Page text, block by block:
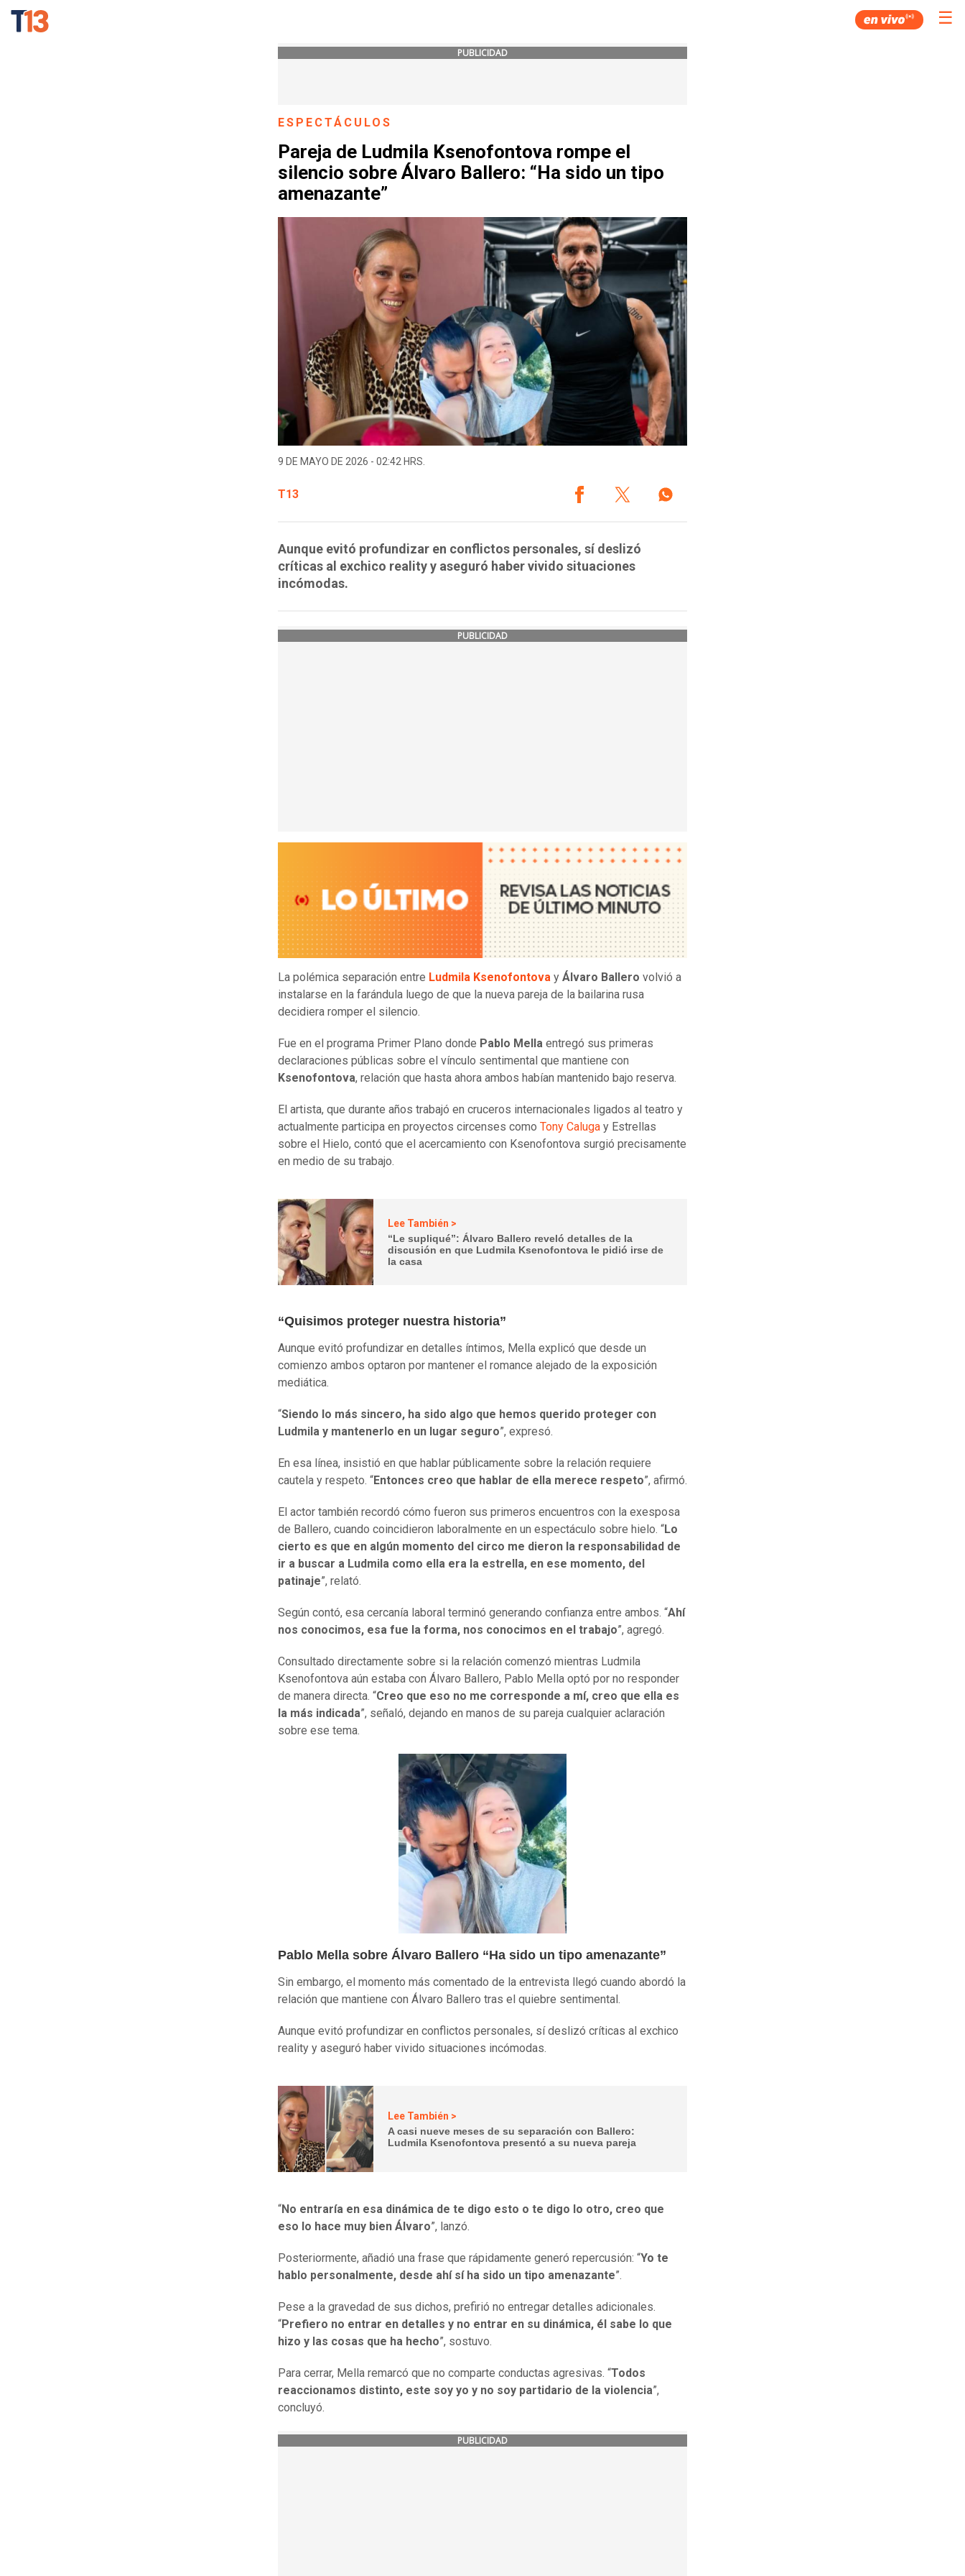
☰
PUBLICIDAD
ESPECTÁCULOS
Pareja de Ludmila Ksenofontova rompe el
silencio sobre Álvaro Ballero: “Ha sido un tipo
amenazante”
9 DE MAYO DE 2026 - 02:42 HRS.
T13
Aunque evitó profundizar en conflictos personales, sí deslizó
críticas al exchico reality y aseguró haber vivido situaciones
incómodas.
PUBLICIDAD
La polémica separación entre Ludmila Ksenofontova y Álvaro Ballero volvió a
instalarse en la farándula luego de que la nueva pareja de la bailarina rusa
decidiera romper el silencio.
Fue en el programa Primer Plano donde Pablo Mella entregó sus primeras
declaraciones públicas sobre el vínculo sentimental que mantiene con
Ksenofontova, relación que hasta ahora ambos habían mantenido bajo reserva.
El artista, que durante años trabajó en cruceros internacionales ligados al teatro y
actualmente participa en proyectos circenses como Tony Caluga y Estrellas
sobre el Hielo, contó que el acercamiento con Ksenofontova surgió precisamente
en medio de su trabajo.
Lee También >
“Le supliqué”: Álvaro Ballero reveló detalles de la
discusión en que Ludmila Ksenofontova le pidió irse de
la casa
“Quisimos proteger nuestra historia”
Aunque evitó profundizar en detalles íntimos, Mella explicó que desde un
comienzo ambos optaron por mantener el romance alejado de la exposición
mediática.
“Siendo lo más sincero, ha sido algo que hemos querido proteger con
Ludmila y mantenerlo en un lugar seguro”, expresó.
En esa línea, insistió en que hablar públicamente sobre la relación requiere
cautela y respeto. “Entonces creo que hablar de ella merece respeto”, afirmó.
El actor también recordó cómo fueron sus primeros encuentros con la exesposa
de Ballero, cuando coincidieron laboralmente en un espectáculo sobre hielo. “Lo
cierto es que en algún momento del circo me dieron la responsabilidad de
ir a buscar a Ludmila como ella era la estrella, en ese momento, del
patinaje”, relató.
Según contó, esa cercanía laboral terminó generando confianza entre ambos. “Ahí
nos conocimos, esa fue la forma, nos conocimos en el trabajo”, agregó.
Consultado directamente sobre si la relación comenzó mientras Ludmila
Ksenofontova aún estaba con Álvaro Ballero, Pablo Mella optó por no responder
de manera directa. “Creo que eso no me corresponde a mí, creo que ella es
la más indicada”, señaló, dejando en manos de su pareja cualquier aclaración
sobre ese tema.
Pablo Mella sobre Álvaro Ballero “Ha sido un tipo amenazante”
Sin embargo, el momento más comentado de la entrevista llegó cuando abordó la
relación que mantiene con Álvaro Ballero tras el quiebre sentimental.
Aunque evitó profundizar en conflictos personales, sí deslizó críticas al exchico
reality y aseguró haber vivido situaciones incómodas.
Lee También >
A casi nueve meses de su separación con Ballero:
Ludmila Ksenofontova presentó a su nueva pareja
“No entraría en esa dinámica de te digo esto o te digo lo otro, creo que
eso lo hace muy bien Álvaro”, lanzó.
Posteriormente, añadió una frase que rápidamente generó repercusión: “Yo te
hablo personalmente, desde ahí sí ha sido un tipo amenazante”.
Pese a la gravedad de sus dichos, prefirió no entregar detalles adicionales.
“Prefiero no entrar en detalles y no entrar en su dinámica, él sabe lo que
hizo y las cosas que ha hecho”, sostuvo.
Para cerrar, Mella remarcó que no comparte conductas agresivas. “Todos
reaccionamos distinto, este soy yo y no soy partidario de la violencia”,
concluyó.
PUBLICIDAD